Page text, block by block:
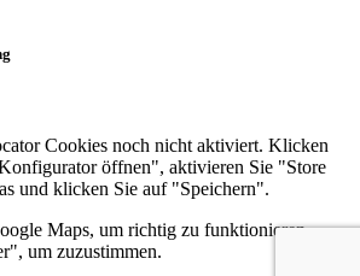
Cookies noch nicht aktiviert. Klicken
öffnen", aktivieren Sie "Store
und klicken Sie auf "Speichern".
Maps, um richtig zu funktionieren.
um zuzustimmen.